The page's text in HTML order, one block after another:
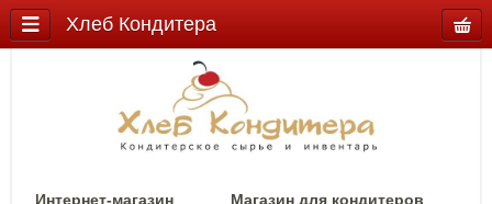
Интернет-магазин Магазин для кондитеров
Хлеб Кондитера